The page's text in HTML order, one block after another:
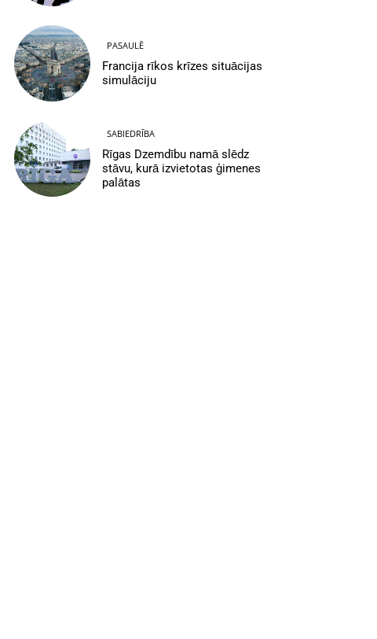
PASAULĒ
Francija rīkos krīzes situācijas
simulāciju
SABIEDRĪBA
Rīgas Dzemdību namā slēdz
stāvu, kurā izvietotas ģimenes
palātas